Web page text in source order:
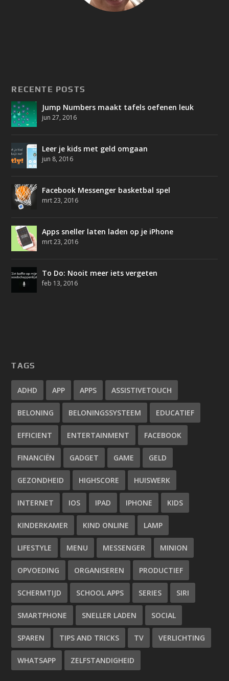
RECENTE POSTS
Jump Numbers maakt tafels oefenen leuk
jun 27, 2016
Leer je kids met geld omgaan
jun 8, 2016
Facebook Messenger basketbal spel
mrt 23, 2016
Apps sneller laten laden op je iPhone
mrt 23, 2016
To Do: Nooit meer iets vergeten
feb 13, 2016
TAGS
ADHD APP APPS ASSISTIVETOUCH
BELONING BELONINGSSYSTEEM EDUCATIEF
EFFICIENT ENTERTAINMENT FACEBOOK
FINANCIËN GADGET GAME GELD
GEZONDHEID HIGHSCORE HUISWERK
INTERNET IOS IPAD IPHONE KIDS
KINDERKAMER KIND ONLINE LAMP
LIFESTYLE MENU MESSENGER MINION
OPVOEDING ORGANISEREN PRODUCTIEF
SCHERMTIJD SCHOOL APPS SERIES SIRI
SMARTPHONE SNELLER LADEN SOCIAL
SPAREN TIPS AND TRICKS TV VERLICHTING
WHATSAPP ZELFSTANDIGHEID